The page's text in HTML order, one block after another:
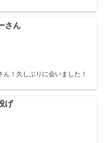
さん
！久しぶりに会いました！
げ